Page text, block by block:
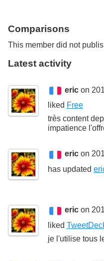
Comparisons
This member did not
Latest activity
eric on
liked Free
très content
impatience
eric on
has updated
eric on
liked
je l'utilise tous